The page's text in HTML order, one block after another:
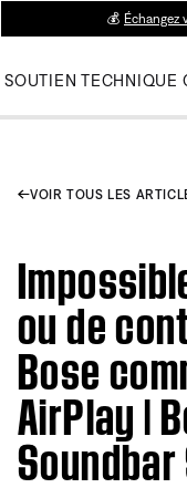
💰 Échangez
SOUTIEN TECHNIQUE
VOIR TOUS LES
ou de
Bose
AirPlay |